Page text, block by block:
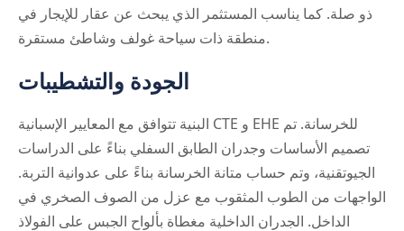
ذو صلة. كما يناسب المستثمر الذي يبحث عن عقار للإيجار في
منطقة ذات سياحة غولف وشاطئ مستقرة.
الجودة والتشطيبات
البنية تتوافق مع المعايير الإسبانية CTE و EHE للخرسانة. تم
تصميم الأساسات وجدران الطابق السفلي بناءً على الدراسات
الجيوتقنية، وتم حساب متانة الخرسانة بناءً على عدوانية التربة.
الواجهات من الطوب المثقوب مع عزل من الصوف الصخري في
الداخل. الجدران الداخلية مغطاة بألواح الجبس على الفولاذ